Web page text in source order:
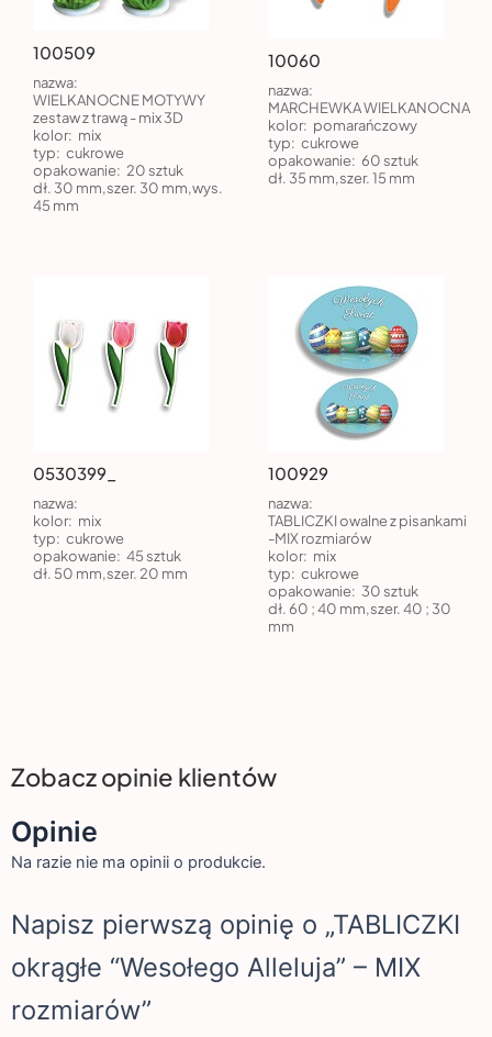
100509
nazwa:
WIELKANOCNE MOTYWY
zestaw z trawą - mix 3D
kolor: mix
typ: cukrowe
opakowanie: 20 sztuk
dł. 30 mm,szer. 30 mm,wys.
45 mm
10060
nazwa:
MARCHEWKA WIELKANOCNA
kolor: pomarańczowy
typ: cukrowe
opakowanie: 60 sztuk
dł. 35 mm,szer. 15 mm
0530399_
nazwa:
kolor: mix
typ: cukrowe
opakowanie: 45 sztuk
dł. 50 mm,szer. 20 mm
100929
nazwa:
TABLICZKI owalne z pisankami
-MIX rozmiarów
kolor: mix
typ: cukrowe
opakowanie: 30 sztuk
dł. 60 ; 40 mm,szer. 40 ; 30
mm
Zobacz opinie klientów
Opinie
Na razie nie ma opinii o produkcie.
Napisz pierwszą opinię o „TABLICZKI
okrągłe “Wesołego Alleluja” – MIX
rozmiarów”